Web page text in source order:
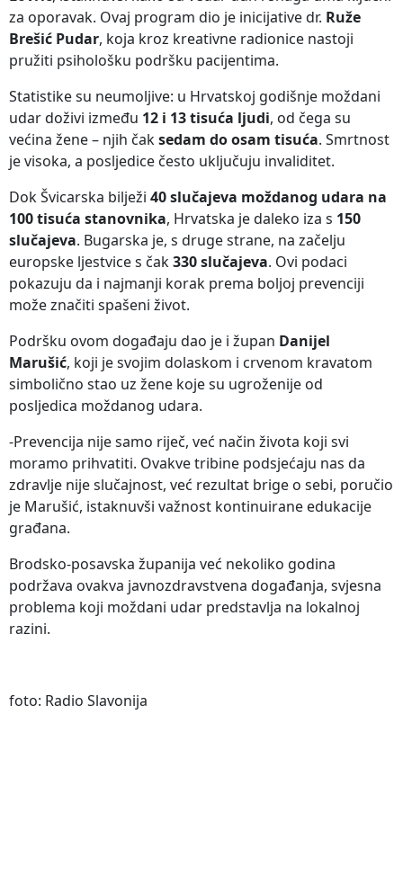
za oporavak. Ovaj program dio je inicijative dr. Ruže
Brešić Pudar, koja kroz kreativne radionice nastoji
pružiti psihološku podršku pacijentima.
Statistike su neumoljive: u Hrvatskoj godišnje moždani
udar doživi između 12 i 13 tisuća ljudi, od čega su
većina žene – njih čaksedam do osam tisuća. Smrtnost
je visoka, a posljedice često uključuju invaliditet.
Dok Švicarska bilježi 40 slučajeva moždanog udara na
100 tisuća stanovnika, Hrvatska je daleko iza s 150
slučajeva. Bugarska je, s druge strane, na začelju
europske ljestvice s čak330 slučajeva. Ovi podaci
pokazuju da i najmanji korak prema boljoj prevenciji
može značiti spašeni život.
Podršku ovom događaju dao je i župan Danijel
Marušić, koji je svojim dolaskom i crvenom kravatom
simbolično stao uz žene koje su ugroženije od
posljedica moždanog udara.
-Prevencija nije samo riječ, već način života koji svi
moramo prihvatiti. Ovakve tribine podsjećaju nas da
zdravlje nije slučajnost, već rezultat brige o sebi, poručio
je Marušić, istaknuvši važnost kontinuirane edukacije
građana.
Brodsko-posavska županija već nekoliko godina
podržava ovakva javnozdravstvena događanja, svjesna
problema koji moždani udar predstavlja na lokalnoj
razini.
foto: Radio Slavonija